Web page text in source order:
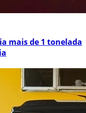
mais de 1 tonelada